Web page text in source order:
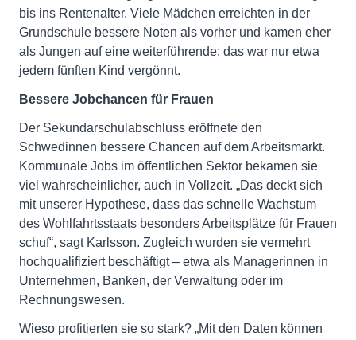
bis ins Rentenalter. Viele Mädchen erreichten in der
Grundschule bessere Noten als vorher und kamen eher
als Jungen auf eine weiterführende; das war nur etwa
jedem fünften Kind vergönnt.
Bessere Jobchancen für Frauen
Der Sekundarschulabschluss eröffnete den
Schwedinnen bessere Chancen auf dem Arbeitsmarkt.
Kommunale Jobs im öffentlichen Sektor bekamen sie
viel wahrscheinlicher, auch in Vollzeit. „Das deckt sich
mit unserer Hypothese, dass das schnelle Wachstum
des Wohlfahrtsstaats besonders Arbeitsplätze für Frauen
schuf“, sagt Karlsson. Zugleich wurden sie vermehrt
hochqualifiziert beschäftigt – etwa als Managerinnen in
Unternehmen, Banken, der Verwaltung oder im
Rechnungswesen.
Wieso profitierten sie so stark? „Mit den Daten können